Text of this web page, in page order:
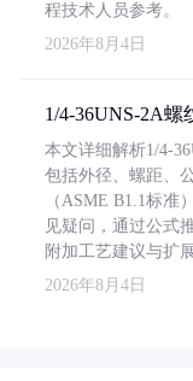
程技术人员参考。
2026年8月4日
1/4-36UNS-2A螺
本文详细解析1/4-
包括外径、螺距、
（ASME B1.1标准
见疑问，通过公式
附加工艺建议与扩
2026年8月4日